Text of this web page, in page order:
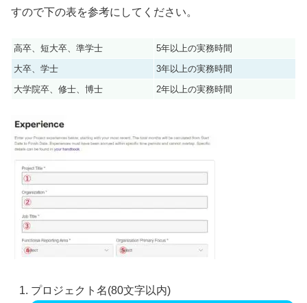
すので下の表を参考にしてください。
高卒、短大卒、準学士
5年以上の実務時間
大卒、学士
3年以上の実務時間
大学院卒、修士、博士
2年以上の実務時間
プロジェクト名(80文字以内)